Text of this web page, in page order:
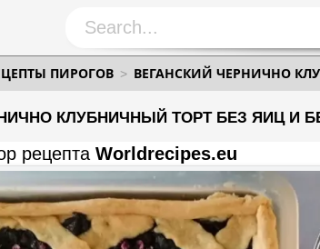
ПИРОГОВ ВЕГАНСКИЙ ЧЕРНИЧНО
КЛУБНИЧНЫЙ ТОРТ БЕЗ ЯИЦ И
рецепта Worldrecipes.eu